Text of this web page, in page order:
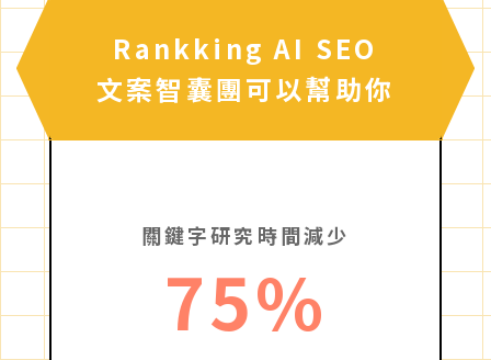
Rankking AI SEO
文案智囊團可以幫助你
關鍵字研究時間減少
75%